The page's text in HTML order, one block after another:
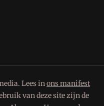
Lees inons manifest
van deze site zijn de